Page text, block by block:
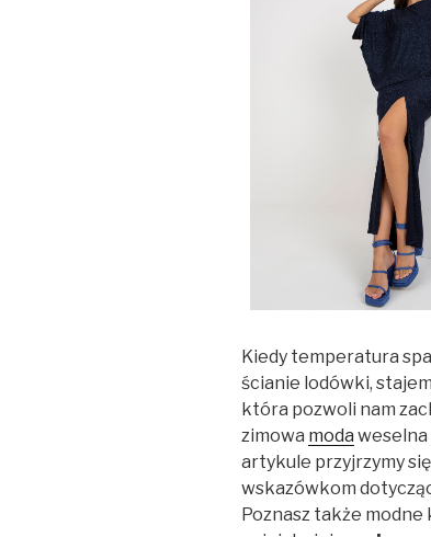
Kiedy temperatura
ścianie lodówki,
która pozwoli nam
zimowa moda weselna
artykule przyjrzymy
wskazówkom
Poznasz także modne